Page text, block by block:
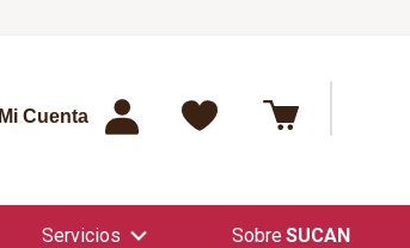
Mi Cuenta
Servicios SUCAN